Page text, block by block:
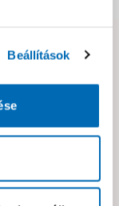
Beállítások
leírásában?